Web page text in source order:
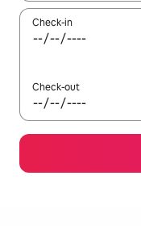
Check-in
Check-out